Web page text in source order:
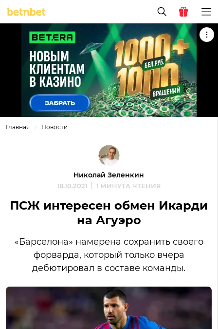
Главная Новости
Николай Зеленкин
18.10.2021 1 МИНУТА ЧТЕНИЯ
ПСЖ интересен обмен Икарди
на Агуэро
«Барселона» намерена сохранить своего
форварда, который только вчера
дебютировал в составе команды.